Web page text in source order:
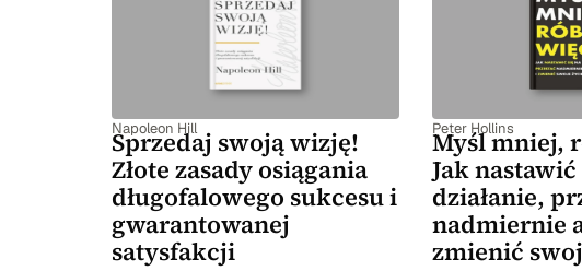
Napoleon Hill
Sprzedaj swoją wizję!
Złote zasady osiągania
długofalowego sukcesu i
gwarantowanej
satysfakcji
Peter Hollins
Myśl mniej,
Jak nastawić
działanie,
nadmiernie
zmienić